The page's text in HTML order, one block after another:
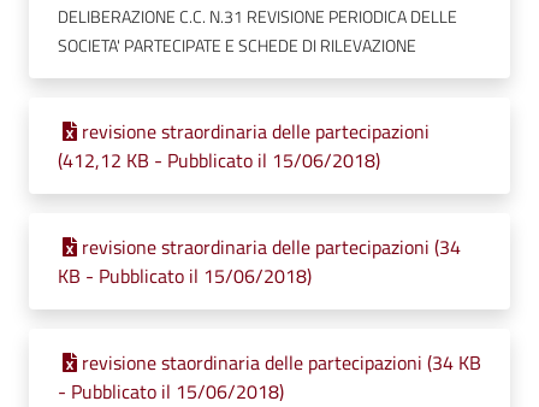
DELIBERAZIONE C.C. N.31 REVISIONE PERIODICA DELLE
SOCIETA' PARTECIPATE E SCHEDE DI RILEVAZIONE
revisione straordinaria delle partecipazioni
(412,12 KB - Pubblicato il 15/06/2018)
revisione straordinaria delle partecipazioni (34
KB - Pubblicato il 15/06/2018)
revisione staordinaria delle partecipazioni (34 KB
- Pubblicato il 15/06/2018)